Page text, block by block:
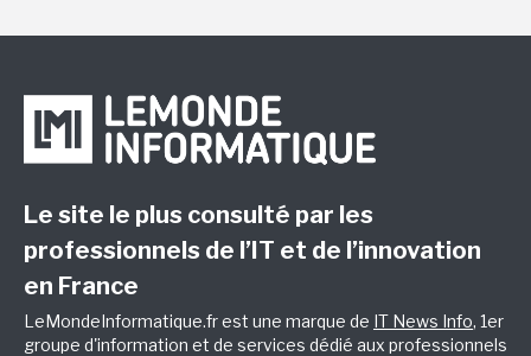
Le site le plus consulté par les
professionnels de l’IT et de l’innovation
en France
LeMondeInformatique.fr est une marque de IT News Info, 1er
groupe d'information et de services dédié aux professionnels